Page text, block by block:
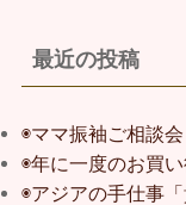
最近の投稿
◉ママ振袖ご相談
◉年に一度のお買
◉アジアの手仕事「